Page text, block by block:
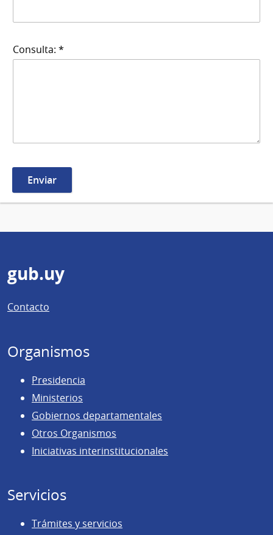
Consulta: *
Pie
de
página
gub.uy
Contacto
Organismos
Presidencia
Ministerios
Gobiernos departamentales
Otros Organismos
Iniciativas interinstitucionales
Servicios
Trámites y servicios